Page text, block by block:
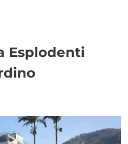
Esplodenti